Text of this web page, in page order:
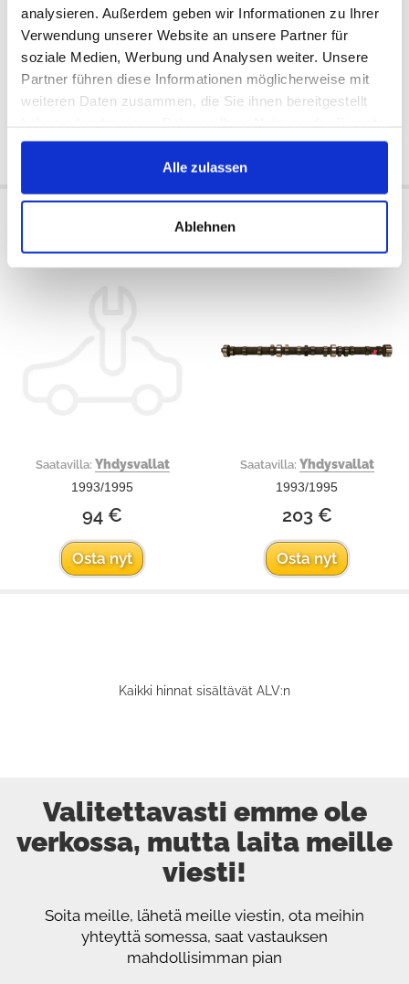
analysieren. Außerdem geben wir Informationen zu Ihrer
Verwendung unserer Website an unsere Partner für
soziale Medien, Werbung und Analysen weiter. Unsere
Partner führen diese Informationen möglicherweise mit
weiteren Daten zusammen, die Sie ihnen bereitgestellt
gesammelt haben.
Alle zulassen
Ablehnen
Saatavilla:Ulkoinen
1993/1995
75 €
Saatavilla:Yhdysvallat
1993/1995
77 €
Saatavilla: Yhdysvallat
1993/1995
94 €
Osta nyt
Saatavilla: Yhdysvallat
1993/1995
203 €
Osta nyt
Kaikki hinnat sisältävät ALV:n
Valitettavasti emme ole
verkossa, mutta laita meille
viesti!
Soita meille, lähetä meille viestin, ota meihin
yhteyttä somessa, saat vastauksen
mahdollisimman pian